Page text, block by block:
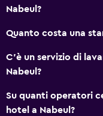
Nabeul?
Quanto costa una
C'è un servizio di
Nabeul?
Su quanti operatori
hotel a Nabeul?